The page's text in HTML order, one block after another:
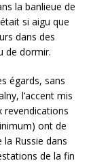
la banlieue de
si aigu que
dans des
de dormir.
égards, sans
l’accent mis
revendications
ont de
Russie dans
de la fin